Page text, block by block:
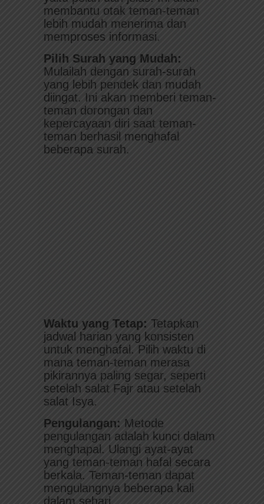
membantu otak teman-teman
lebih mudah menerima dan
memproses informasi.
Pilih Surah yang Mudah:
Mulailah dengan surah-surah
yang lebih pendek dan mudah
diingat. Ini akan memberi teman-
teman dorongan dan
kepercayaan diri saat teman-
teman berhasil menghafal
beberapa surah.
Waktu yang Tetap: Tetapkan
jadwal harian yang konsisten
untuk menghafal. Pilih waktu di
mana teman-teman merasa
pikirannya paling segar, seperti
setelah salat Fajr atau setelah
salat Isya.
Pengulangan: Metode
pengulangan adalah kunci dalam
menghapal. Ulangi ayat-ayat
yang teman-teman hafal secara
berkala. Teman-teman dapat
mengulangnya beberapa kali
dalam sehari.